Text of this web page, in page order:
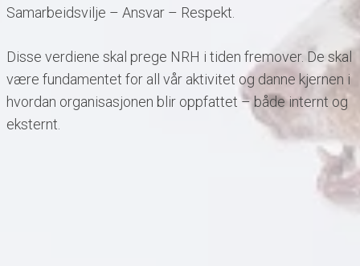
Samarbeidsvilje – Ansvar – Respekt.
Disse verdiene skal prege NRH i tiden fremover. De skal
være fundamentet for all vår aktivitet og danne kjernen i
hvordan organisasjonen blir oppfattet – både internt og
eksternt.